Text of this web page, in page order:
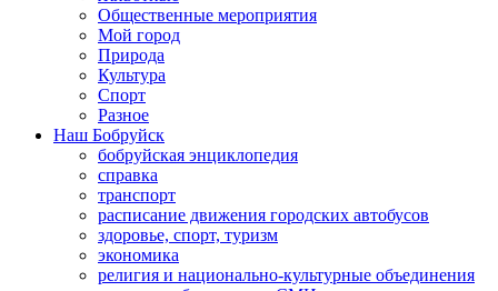
Общественные мероприятия
Мой город
Природа
Культура
Спорт
Разное
Наш Бобруйск
бобруйская энциклопедия
справка
транспорт
расписание движения городских автобусов
здоровье, спорт, туризм
экономика
религия и национально-культурные объединения